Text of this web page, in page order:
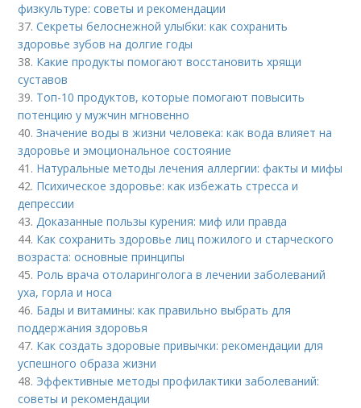
физкультуре: советы и рекомендации
37.Секреты белоснежной улыбки: как сохранить
здоровье зубов на долгие годы
38. Какие продукты помогают восстановить хрящи
суставов
39. Топ-10 продуктов, которые помогают повысить
потенцию у мужчин мгновенно
40.Значение воды в жизни человека: как вода влияет на
здоровье и эмоциональное состояние
41. Натуральные методы лечения аллергии: факты и мифы
42. Психическое здоровье: как избежать стресса и
депрессии
43.Доказанные пользы курения: миф или правда
44. Как сохранить здоровье лиц пожилого и старческого
возраста: основные принципы
45. Роль врача отоларинголога в лечении заболеваний
уха, горла и носа
46. Бады и витамины: как правильно выбрать для
поддержания здоровья
47. Как создать здоровые привычки: рекомендации для
успешного образа жизни
48. Эффективные методы профилактики заболеваний:
советы и рекомендации